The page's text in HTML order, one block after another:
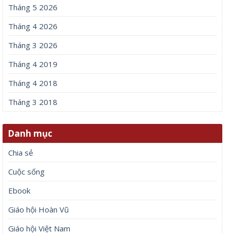
Tháng 5 2026
Tháng 4 2026
Tháng 3 2026
Tháng 4 2019
Tháng 4 2018
Tháng 3 2018
Danh mục
Chia sẻ
Cuộc sống
Ebook
Giáo hội Hoàn Vũ
Giáo hội Việt Nam